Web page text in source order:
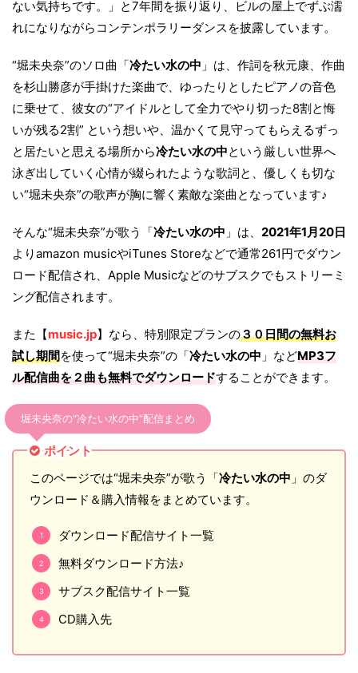
ない気持ちです。」と7年間を振り返り、ビルの屋上でずぶ濡
れになりながらコンテンポラリーダンスを披露しています。
“堀未央奈”のソロ曲「冷たい水の中 」は、作詞を秋元康、作曲
を杉山勝彦が手掛けた楽曲で、ゆったりとしたピアノの音色
に乗せて、彼女の“アイドルとして全力でやり切った8割と悔
いが残る2割” という想いや、温かくて見守ってもらえるずっ
と居たいと思える場所から冷たい水の中という厳しい世界へ
泳ぎ出していく心情が綴られたような歌詞と、優しくも切な
い“堀未央奈”の歌声が胸に響く素敵な楽曲となっています♪
そんな“堀未央奈”が歌う「冷たい水の中 」は、 2021年1月20日
よりamazon musicやiTunes Storeなどで通常261円でダウン
ロード配信され、Apple Musicなどのサブスクでもストリーミ
ング配信されます。
また【music.jp】なら、特別限定プランの３０日間の無料お
試し期間を使って“堀未央奈”の「冷たい水の中 」などMP3フ
ル配信曲を２曲も無料でダウンロードすることができます。
堀未央奈の“冷たい水の中”配信まとめ
ポイント
このページでは“堀未央奈”が歌う「冷たい水の中 」のダ
ウンロード＆購入情報をまとめています。
ダウンロード配信サイト一覧
無料ダウンロード方法♪
サブスク配信サイト一覧
CD購入先